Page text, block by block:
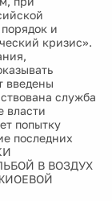
и
кризис».
введены
служба
власти
попытку
последних
В ВОЗДУХ